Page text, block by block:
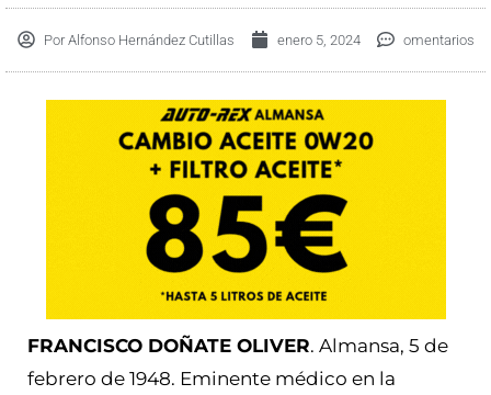
PorAlfonso Hernández Cutillas enero 5, 2024 omentarios
FRANCISCO DOÑATE OLIVER. Almansa, 5 de
febrero de 1948. Eminente médico en la